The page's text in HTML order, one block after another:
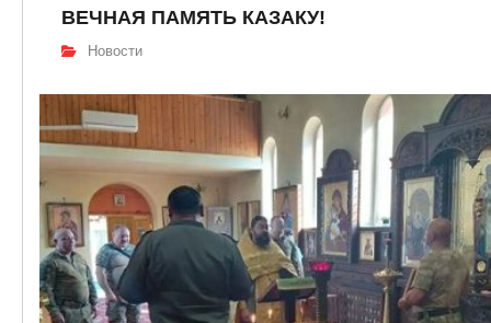
ВЕЧНАЯ ПАМЯТЬ КАЗАКУ!
Новости